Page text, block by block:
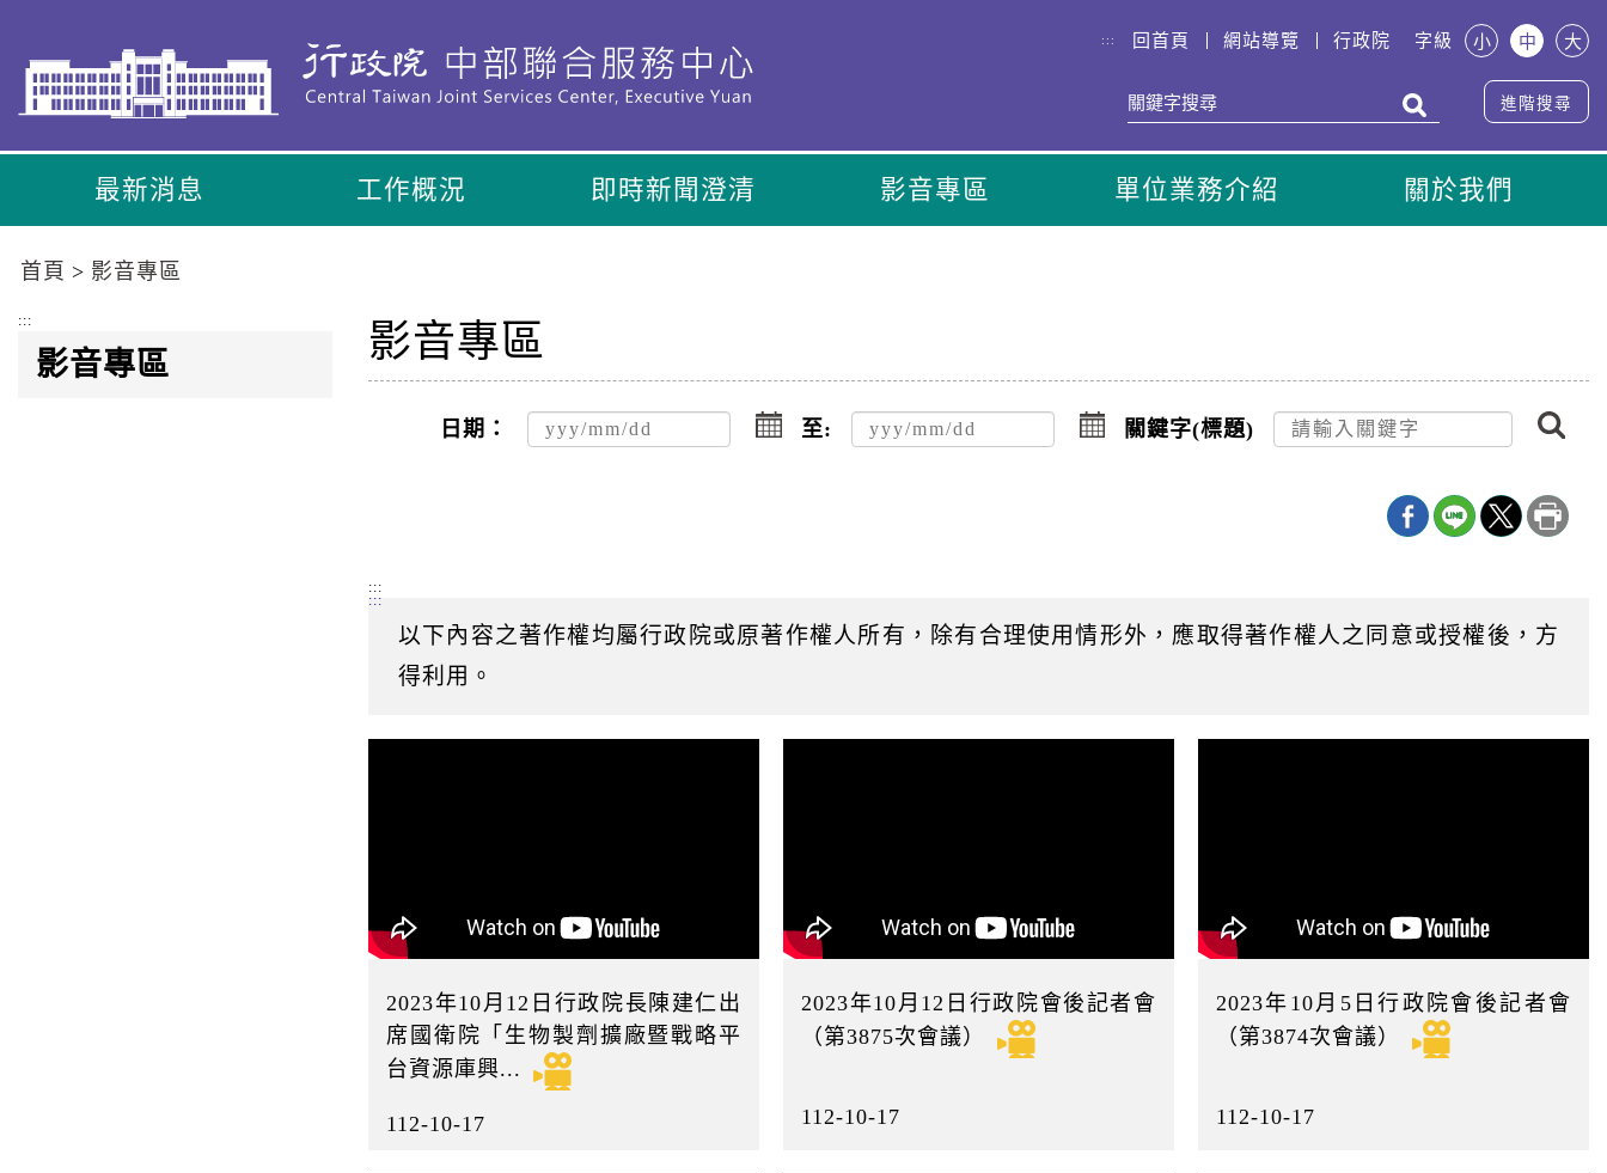
內
容
To
Center
::: 回首頁 網站導覽 行政院 字級 小 中 大
進階搜尋
最新消息 工作概況 即時新聞澄清 影音專區 單位業務介紹 關於我們
首頁 影音專區
:::
影音專區 影音專區
日期：
點
擊
選
至:
點
擊
選
關鍵字(標題)
搜
尋
:::
:::
以下內容之著作權均屬行政院或原著作權人所有，除有合理使用情形外，應取得著作權人之同意或授權後，方
得利用。
2023年10月12日行政院長陳建仁出
席國衛院「生物製劑擴廠暨戰略平
台資源庫興...
112-10-17
2023年10月12日行政院會後記者會
（第3875次會議）
112-10-17
2023年10月5日行政院會後記者會
（第3874次會議）
112-10-17